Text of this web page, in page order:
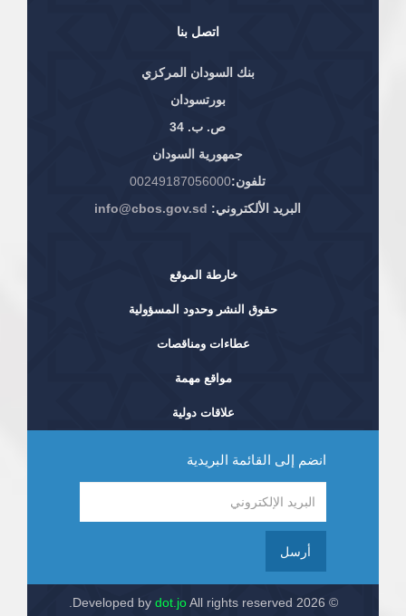
اتصل بنا
بنك السودان المركزي
بورتسودان
ص. ب. 34
جمهورية السودان
تلفون:00249187056000
البريد الألكتروني: info@cbos.gov.sd
خارطة الموقع
حقوق النشر وحدود المسؤولية
عطاءات ومناقصات
مواقع مهمة
علاقات دولية
انضم إلى القائمة البريدية
أرسل
© 2026 Developed by
dot.joAll rights reserved.